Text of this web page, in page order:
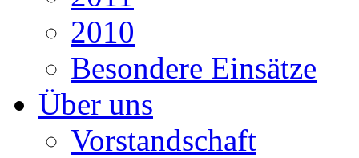
2010
Besondere Einsätze
Über uns
Vorstandschaft